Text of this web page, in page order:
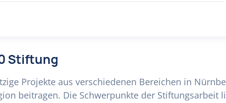
Stiftung
Projekte aus verschiedenen Bereichen in
beitragen. Die Schwerpunkte der Stiftungsarbeit